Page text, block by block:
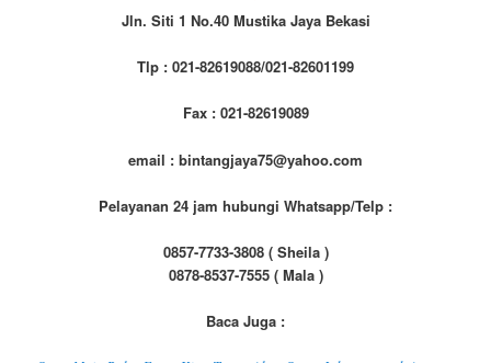
Jln. Siti 1 No.40 Mustika Jaya Bekasi
Tlp : 021-82619088/021-82601199
Fax : 021-82619089
email : bintangjaya75@yahoo.com
Pelayanan 24 jam hubungi Whatsapp/Telp :
0857-7733-3808 ( Sheila )
0878-8537-7555 ( Mala )
Baca Juga :